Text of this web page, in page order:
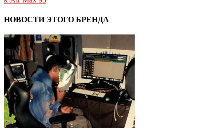
НОВОСТИ ЭТОГО БРЕНДА